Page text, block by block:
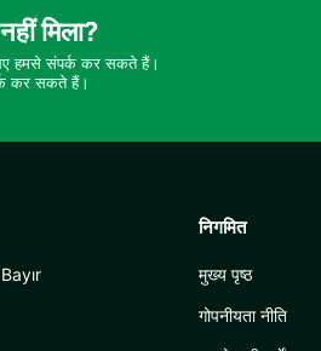
मिला?
हमसे संपर्क कर सकते हैं।
कर सकते हैं।
निगमित
मुख्य पृष्ठ
गोपनीयता नीति